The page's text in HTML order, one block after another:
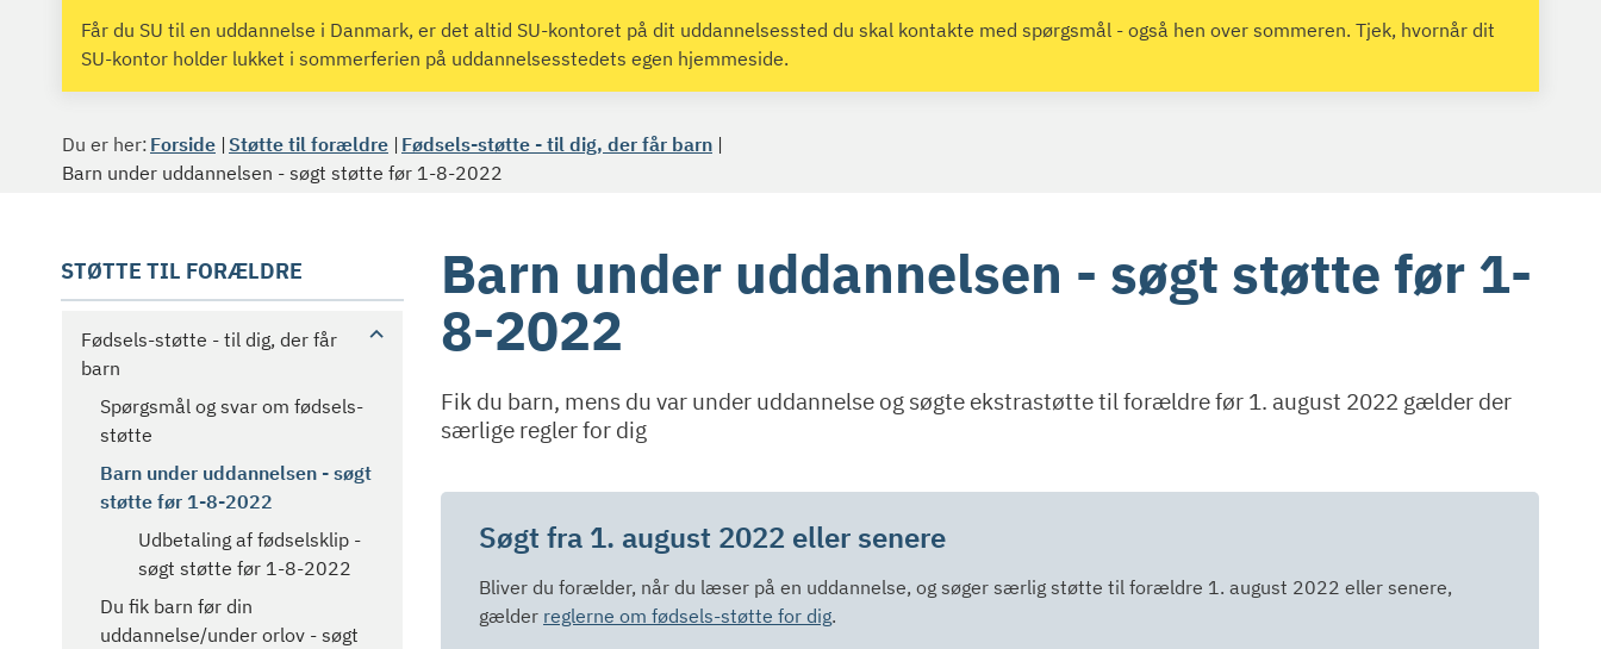
Får du SU til en uddannelse i Danmark, er det altid SU-kontoret på dit uddannelsessted du skal kontakte med spørgsmål - også hen over sommeren. Tjek, hvornår dit
SU-kontor holder lukket i sommerferien på uddannelsesstedets egen hjemmeside.
Du er her: Forside Støtte til forældre Fødsels-støtte - til dig, der får barn
Barn under uddannelsen - søgt støtte før 1-8-2022
STØTTE TIL FORÆLDRE
Fødsels-støtte - til dig, der får
barn
Spørgsmål og svar om fødsels-
støtte
Barn under uddannelsen - søgt
støtte før 1-8-2022
Udbetaling af fødselsklip -
søgt støtte før 1-8-2022
Du fik barn før din
uddannelse/under orlov - søgt
Barn under uddannelsen - søgt støtte før 1-
8-2022
Fik du barn, mens du var under uddannelse og søgte ekstrastøtte til forældre før 1. august 2022 gælder der
særlige regler for dig
Søgt fra 1. august 2022 eller senere
Bliver du forælder, når du læser på en uddannelse, og søger særlig støtte til forældre 1. august 2022 eller senere,
gælder reglerne om fødsels-støtte for dig.